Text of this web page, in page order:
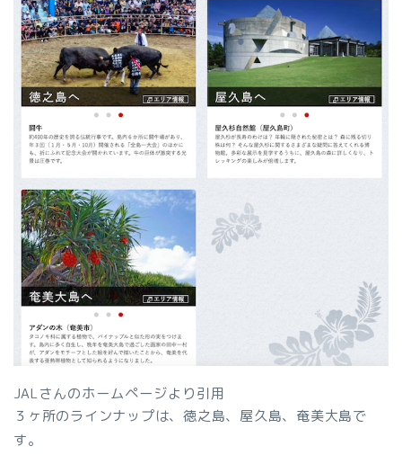
JALさんのホームページより引用
３ヶ所のラインナップは、徳之島、屋久島、奄美大島で
す。